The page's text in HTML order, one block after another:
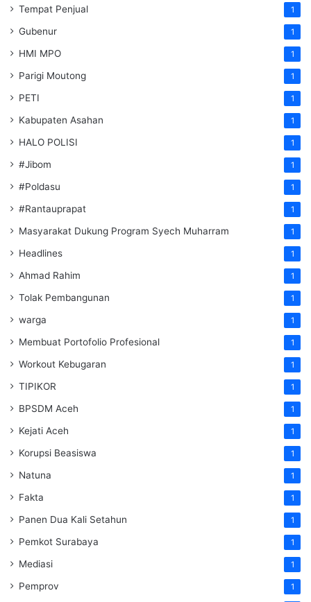
Tempat Penjual 1
Gubenur 1
HMI MPO 1
Parigi Moutong 1
PETI 1
Kabupaten Asahan 1
HALO POLISI 1
#Jibom 1
#Poldasu 1
#Rantauprapat 1
Masyarakat Dukung Program Syech Muharram 1
Headlines 1
Ahmad Rahim 1
Tolak Pembangunan 1
warga 1
Membuat Portofolio Profesional 1
Workout Kebugaran 1
TIPIKOR 1
BPSDM Aceh 1
Kejati Aceh 1
Korupsi Beasiswa 1
Natuna 1
Fakta 1
Panen Dua Kali Setahun 1
Pemkot Surabaya 1
Mediasi 1
Pemprov 1